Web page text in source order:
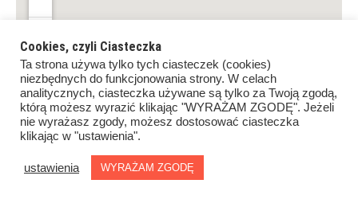
Proudly powered byWordPress.|Theme: Awaken by
Cookies, czyli Ciasteczka
Ta strona używa tylko tych ciasteczek (cookies)
niezbędnych do funkcjonowania strony. W celach
analitycznych, ciasteczka używane są tylko za Twoją zgodą,
którą możesz wyrazić klikając "WYRAŻAM ZGODĘ". Jeżeli
nie wyrażasz zgody, możesz dostosować ciasteczka
klikając w "ustawienia".
ustawienia WYRAŻAM ZGODĘ